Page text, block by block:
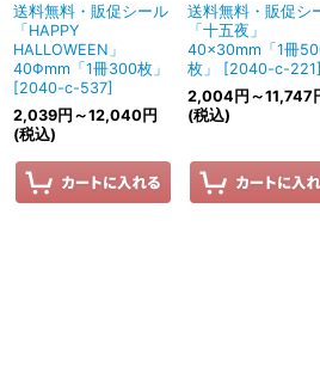
送料無料・販促シール
「HAPPY
HALLOWEEN」
40Φmm「1冊300枚」
[2040-c-537]
2,039円 ～12,040円
(税込)
送料無料・販促シ
「十五夜」
40×30mm「1冊
枚」
[2040-c-221]
2,004円 ～11,747
(税込)